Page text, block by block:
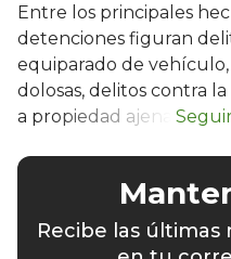
Entre los principales
detenciones figuran
equiparado de
dolosas, delitos contra
a propiedad ajena.
Recibe las